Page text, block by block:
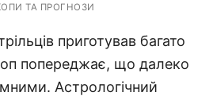
ТА ПРОГНОЗИ
приготував багато
попереджає, що далеко
Астрологічний